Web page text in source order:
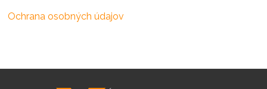
Ochrana osobných údajov